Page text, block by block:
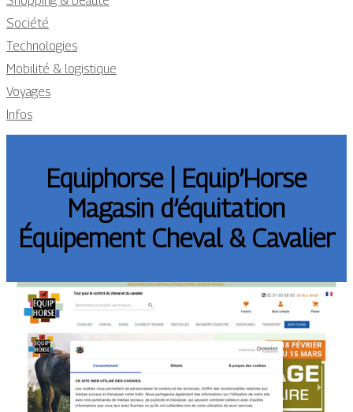
Société
Technologies
Mobilité & logistique
Voyages
Infos
Equiphorse | Equip’Horse
Magasin d’équitation
Équipement Cheval & Cavalier